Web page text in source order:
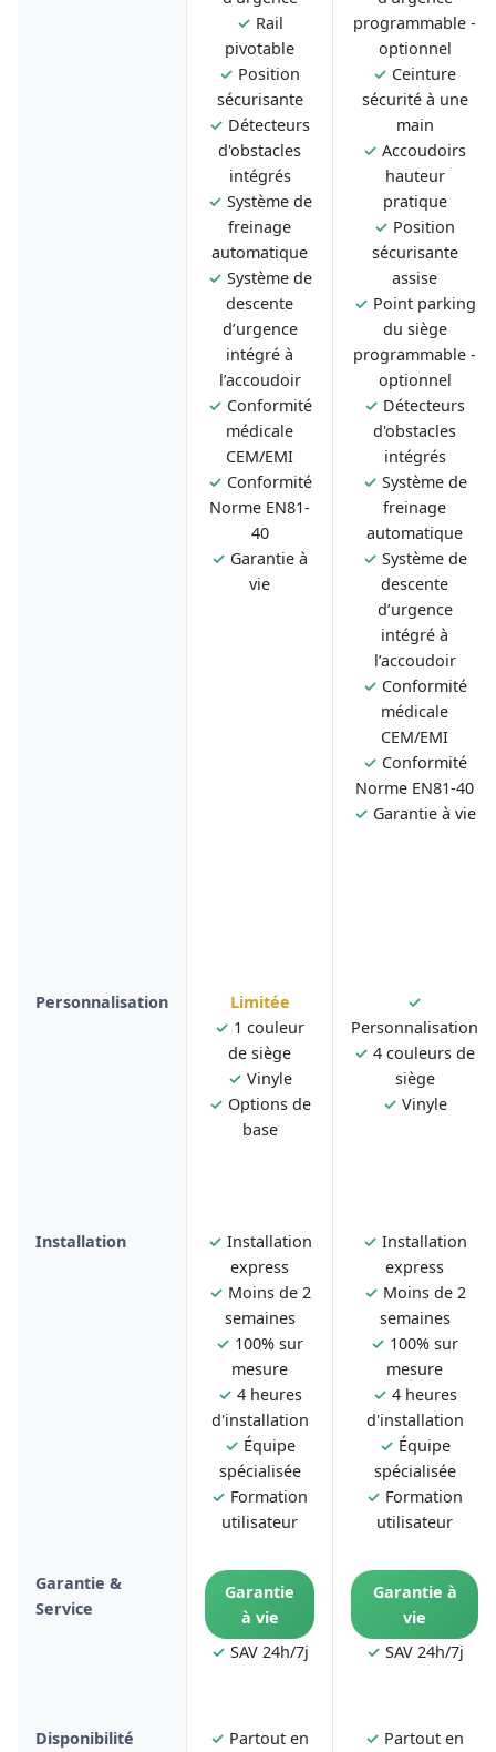
✓ Rail
pivotable
✓ Position
sécurisante
✓ Détecteurs
d'obstacles
intégrés
✓ Système de
freinage
automatique
✓ Système de
descente
d’urgence
intégré à
l’accoudoir
✓ Conformité
médicale
CEM/EMI
✓ Conformité
Norme EN81-
40
✓ Garantie à
vie
programmable -
optionnel
✓ Ceinture
sécurité à une
main
✓ Accoudoirs
hauteur
pratique
✓ Position
sécurisante
assise
✓ Point parking
du siège
programmable -
optionnel
✓ Détecteurs
d'obstacles
intégrés
✓ Système de
freinage
automatique
✓ Système de
descente
d’urgence
intégré à
l’accoudoir
✓ Conformité
médicale
CEM/EMI
✓ Conformité
Norme EN81-40
✓ Garantie à vie
Personnalisation
Limitée
✓ 1 couleur
de siège
✓ Vinyle
✓ Options de
base
✓
Personnalisation
✓ 4 couleurs de
siège
✓ Vinyle
Installation ✓ Installation
express
✓ Moins de 2
semaines
✓ 100% sur
mesure
✓ 4 heures
d'installation
✓ Équipe
spécialisée
✓ Formation
utilisateur
✓ Installation
express
✓ Moins de 2
semaines
✓ 100% sur
mesure
✓ 4 heures
d'installation
✓ Équipe
spécialisée
✓ Formation
utilisateur
Garantie &
Service
Garantie
à vie
✓ SAV 24h/7j
Garantie à
vie
✓ SAV 24h/7j
Disponibilité ✓ Partout en
✓ Partout en